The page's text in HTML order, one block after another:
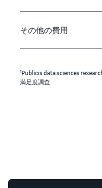
その他の費用
¹Publicis data sciences
満足度調査